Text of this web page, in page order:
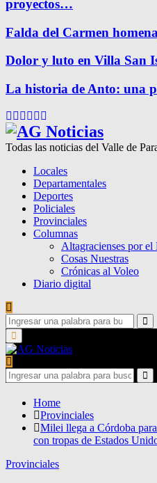
proyectos…
Falda del Carmen
Dolor y luto en Villa San
La historia de Anto: una
Facebook
Twitter
Instagram
Pinterest
Google
Todas las noticias del Valle de
Locales
Departamentales
Deportes
Policiales
Provinciales
Columnas
Altagracienses por el
Cosas Nuestras
Crónicas al Voleo
Diario digital
Search
for:Primary
Menu
Search
for:
Home
Provinciales
Milei llega a Córdoba
con tropas de Estados
Provinciales